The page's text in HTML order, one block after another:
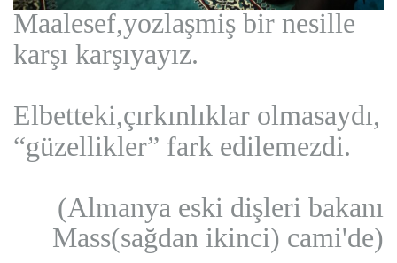
Maalesef,yozlaşmiş bir nesille
karşı karşıyayız.
Elbetteki,çırkınlıklar olmasaydı,
“güzellikler” fark edilemezdi.
(Almanya eski dişleri bakanı
Mass(sağdan ikinci) cami'de)